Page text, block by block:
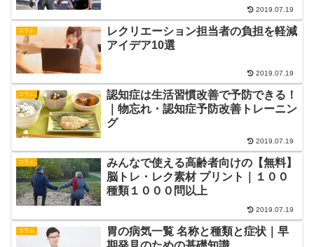
2019.07.19
コラム
レクリエーション担当者の負担を軽減
アイデア10選
2019.07.19
コラム
認知症は生活習慣改善で予防できる！
｜物忘れ・認知症予防改善トレーニン
グ
2019.07.19
コラム
みんなで使える高齢者向けの【無料】
脳トレ・レク素材 プリント｜１００
種類１０００問以上
2019.07.19
コラム
胃の病気一覧 名称と種類と症状｜早